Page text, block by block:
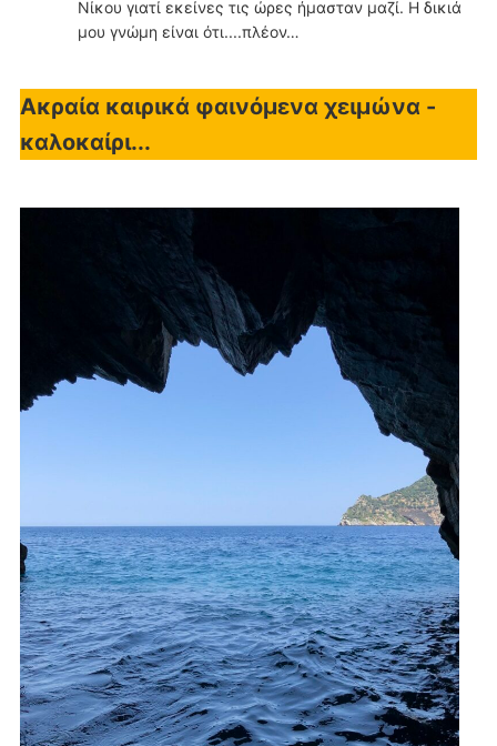
Νίκου γιατί εκείνες τις ώρες ήμασταν μαζί. Η δικιά
μου γνώμη είναι ότι....πλέον…
Ακραία καιρικά φαινόμενα χειμώνα -
καλοκαίρι...